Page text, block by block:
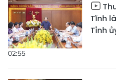
02:55
Tĩnh
Tỉnh